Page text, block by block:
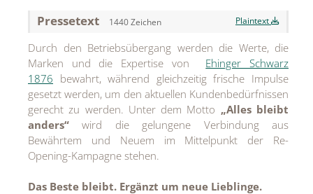
ÜBER
KONTAKT
Pressetext 1440 Zeichen Plaintext
Durch den Betriebsübergang werden die Werte, die
Marken und die Expertise von Ehinger Schwarz
1876 bewahrt, während gleichzeitig frische Impulse
gesetzt werden, um den aktuellen Kundenbedürfnissen
gerecht zu werden. Unter dem Motto „Alles bleibt
anders“ wird die gelungene Verbindung aus
Bewährtem und Neuem im Mittelpunkt der Re-
Opening-Kampagne stehen.
Das Beste bleibt. Ergänzt um neue Lieblinge.